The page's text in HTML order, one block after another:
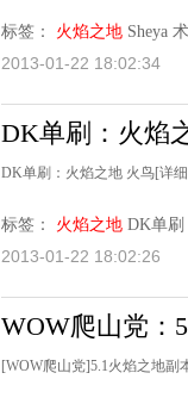
标签： 火焰之地 Sheya
2013-01-22 18:02:34
DK单刷：火焰
DK单刷：火焰之地 火鸟[详
标签： 火焰之地 DK单刷
2013-01-22 18:02:26
WOW爬山党：
[WOW爬山党]5.1火焰之地副